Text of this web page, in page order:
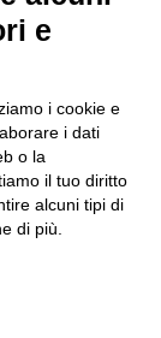
1,5 milioni
dei servizi
potenziati i
e
i cookie e
i dati
o la
il tuo diritto
alcuni tipi di
di più.